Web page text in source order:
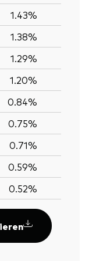
1.43%
1.38%
1.29%
1.20%
0.84%
0.75%
0.71%
0.59%
0.52%